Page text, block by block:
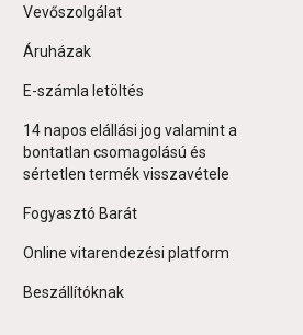
Vevőszolgálat
Áruházak
E-számla letöltés
14 napos elállási jog valamint a
bontatlan csomagolású és
sértetlen termék visszavétele
Fogyasztó Barát
Online vitarendezési platform
Beszállítóknak